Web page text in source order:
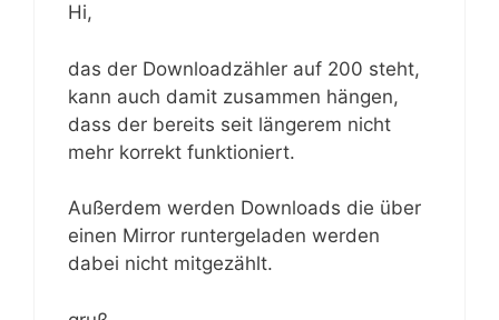
Hi,
das der Downloadzähler auf 200 steht,
kann auch damit zusammen hängen,
dass der bereits seit längerem nicht
mehr korrekt funktioniert.
Außerdem werden Downloads die über
einen Mirror runtergeladen werden
dabei nicht mitgezählt.